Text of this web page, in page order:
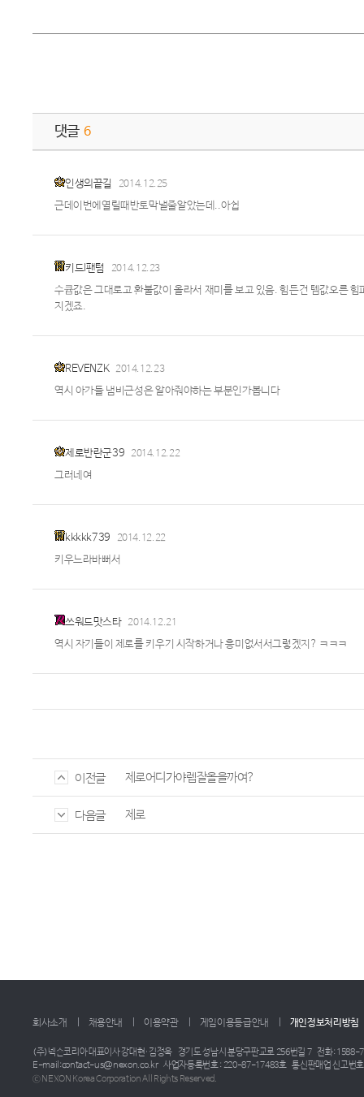
댓글 6
인생의끝길 2014.12.25
근데이번에열릴때반토막낼줄알았는데..아쉽
키드l팬텀 2014.12.23
수큡값은 그대로고 환불값이 올라서 재미를 보고 있음. 힘든건 템값오른
지겠죠.
REVENZK 2014.12.23
역시 아가들 냄비근성은 알아줘야하는 부분인가봅니다
제로반란군39 2014.12.22
그러네여
kkkkk739 2014.12.22
키우느라바뻐서
쓰워드맛스타 2014.12.21
역시 자기들이 제로를 키우기 시작하거나 흥미없서서그렇겠지? ㅋㅋㅋ
이전글 제로어디가야렙잘올을까여?
다음글 제로
회사소개 채용안내 이용약관 게임이용등급안내 개인정보처리방침
(주)넥슨코리아 대표이사 강대현·김정욱 경기도 성남시 분당구판교로 256번길 7 전화: 1588-
E-mail:contact-us@nexon.co.kr 사업자등록번호 : 220-87-17483호 통신판매업 신고번
ⓒ NEXON Korea Corporation All Rights Reserved.